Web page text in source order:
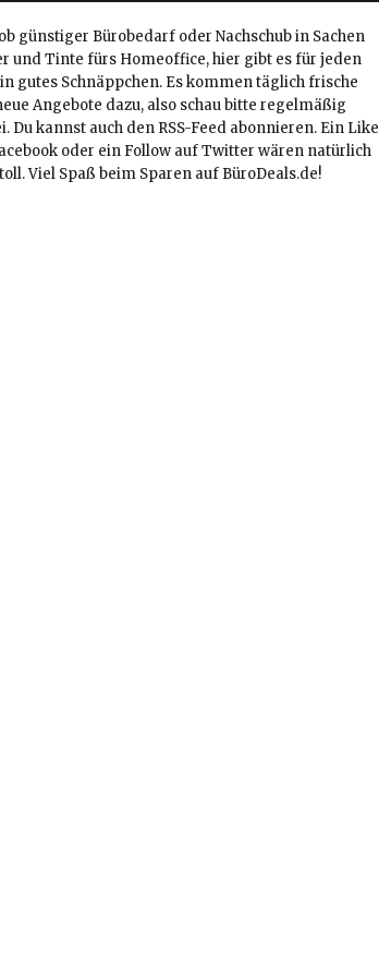
günstiger Bürobedarf oder Nachschub in Sachen
und Tinte fürs Homeoffice, hier gibt es für jeden
gutes Schnäppchen. Es kommen täglich frische
Angebote dazu, also schau bitte regelmäßig
Du kannst auch den RSS-Feed abonnieren. Ein Like
oder ein Follow auf Twitter wären natürlich
Viel Spaß beim Sparen auf BüroDeals.de!